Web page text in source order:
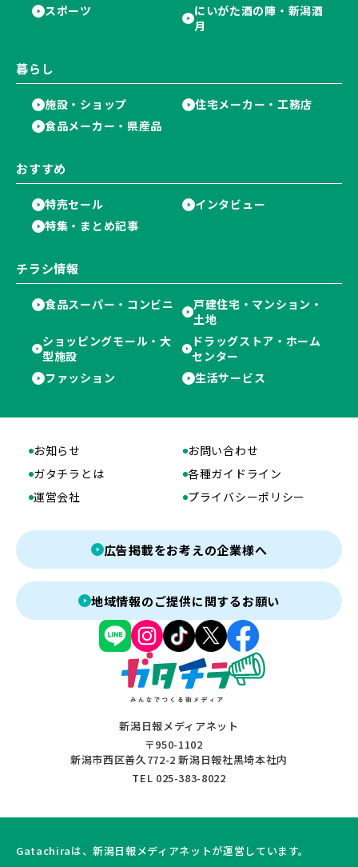
スポーツ
にいがた酒の陣・新潟酒
月
暮らし
施設・ショップ
住宅メーカー・工務店
食品メーカー・県産品
おすすめ
特売セール
インタビュー
特集・まとめ記事
チラシ情報
食品スーパー・コンビニ
戸建住宅・マンション・
土地
ショッピングモール・大
型施設
ドラッグストア・ホーム
センター
ファッション
生活サービス
新潟日報メディアネット
〒950-1102
新潟市西区善久772-2 新潟日報社黒埼本社内
TEL 025-383-8022
お知らせ
お問い合わせ
ガタチラとは
各種ガイドライン
運営会社
プライバシーポリシー
広告掲載をお考えの企業様へ
地域情報のご提供に関するお願い
Gatachiraは、新潟日報メディアネットが運営しています。